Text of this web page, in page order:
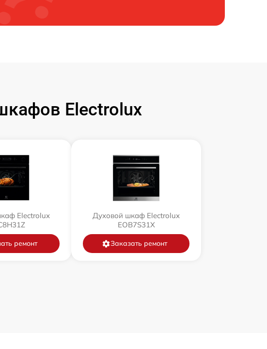
Electrolux
Electrolux
ремонт
Духовой шкаф Electrolux
EOB7S31X
Заказать ремонт